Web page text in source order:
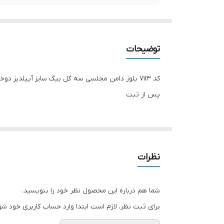
توضیحات
پس از ثبت
نظرات
شما هم درباره این محصول نظر خود را بنویسید.
برای ثبت نظر، لازم است ابتدا وارد حساب کاربری خود